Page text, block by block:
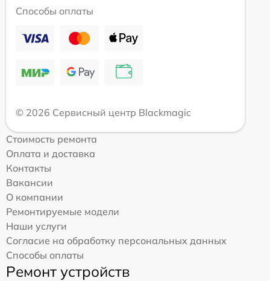
Способы оплаты
© 2026 Сервисный центр Blackmagic
Стоимость ремонта
Оплата и доставка
Контакты
Вакансии
О компании
Ремонтируемые модели
Наши услуги
Согласие на обработку персональных данных
Способы оплаты
Ремонт устройств